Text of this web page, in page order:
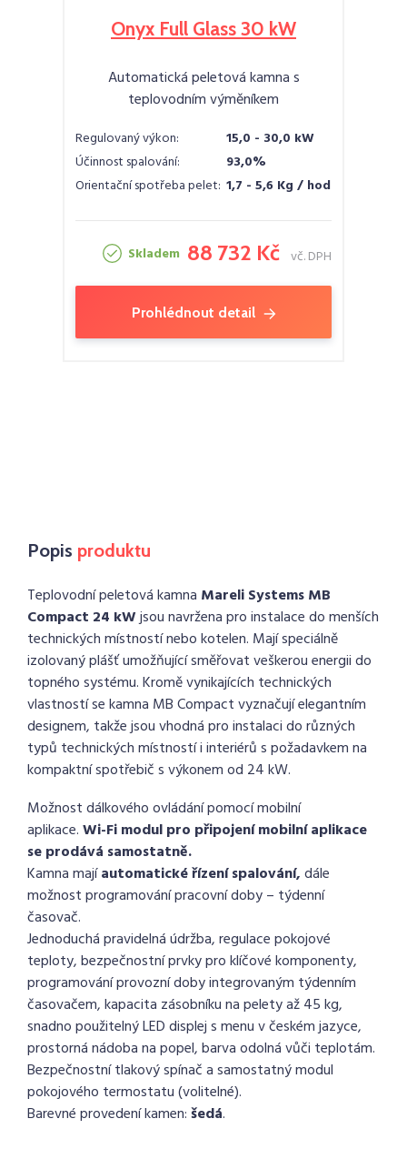
Onyx Full Glass 30 kW
Automatická peletová kamna s
teplovodním výměníkem
Regulovaný výkon:
15,0 - 30,0 kW
Účinnost spalování:
93,0%
Orientační spotřeba pelet: 1,7 - 5,6 Kg / hod
Skladem 88 732 Kč vč. DPH
Prohlédnout detail
Popis produktu
Teplovodní peletová kamna Mareli Systems MB
Compact 24 kWjsou navržena pro instalace do menších
technických místností nebo kotelen. Mají speciálně
izolovaný plášť umožňující směřovat veškerou energii do
topného systému. Kromě vynikajících technických
vlastností se kamna MB Compact vyznačují elegantním
designem, takže jsou vhodná pro instalaci do různých
typů technických místností i interiérů s požadavkem na
kompaktní spotřebič s výkonem od 24 kW.
Možnost dálkového ovládání pomocí mobilní
aplikace.Wi-Fi modul pro připojení mobilní aplikace
se prodává samostatně.
Kamna majíautomatické řízení spalování,dále
možnost programování pracovní doby – týdenní
časovač.
Jednoduchá pravidelná údržba, regulace pokojové
teploty, bezpečnostní prvky pro klíčové komponenty,
programování provozní doby integrovaným týdenním
časovačem, kapacita zásobníku na pelety až 45 kg,
snadno použitelný LED displej s menu v českém jazyce,
prostorná nádoba na popel, barva odolná vůči teplotám.
Bezpečnostní tlakový spínač a samostatný modul
pokojového termostatu (volitelné).
Barevné provedení kamen:šedá.